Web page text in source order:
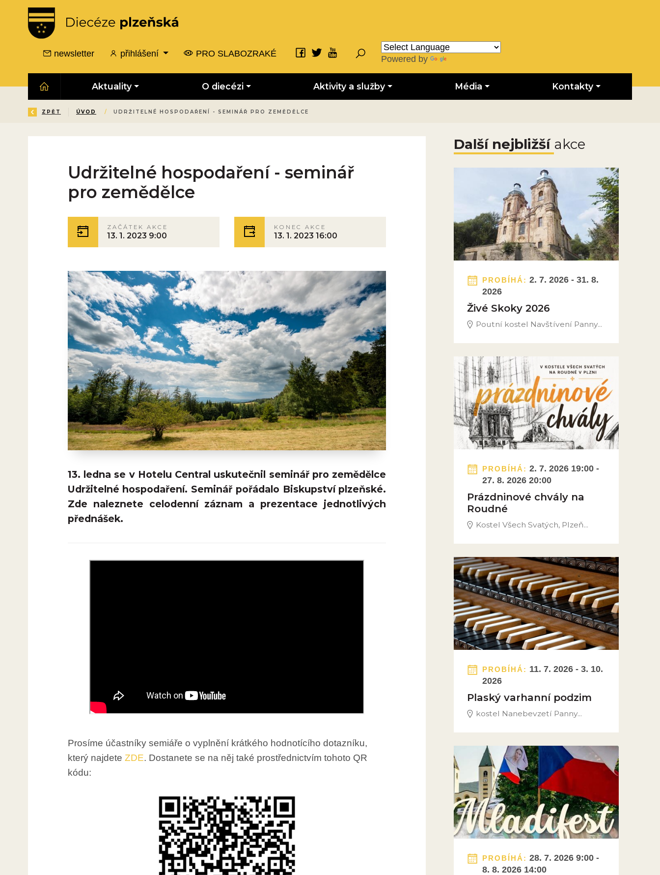
newsletter přihlášení PRO SLABOZRAKÉ
Powered by
Aktuality O diecézi Aktivity a služby Média Kontakty
ZPĚT ÚVOD / UDRŽITELNÉ HOSPODAŘENÍ - SEMINÁŘ PRO ZEMĚDĚLCE
Udržitelné hospodaření - seminář
pro zemědělce
ZAČÁTEK AKCE
13. 1. 2023 9:00
KONEC AKCE
13. 1. 2023 16:00
13. ledna se v Hotelu Central uskutečnil seminář pro zemědělce
Udržitelné hospodaření. Seminář pořádalo Biskupství plzeňské.
Zde naleznete celodenní záznam a prezentace jednotlivých
přednášek.
Prosíme účastníky semiáře o vyplnění krátkého hodnotícího dotazníku,
který najdete ZDE. Dostanete se na něj také prostřednictvím tohoto QR
kódu:
Další nejbližší akce
PROBÍHÁ: 2. 7. 2026 - 31. 8.
2026
Živé Skoky 2026
Poutní kostel Navštívení Panny...
Obrázek novinky
PROBÍHÁ: 2. 7. 2026 19:00 -
27. 8. 2026 20:00
Prázdninové chvály na
Roudné
Kostel Všech Svatých, Plzeň...
Obrázek novinky
PROBÍHÁ: 11. 7. 2026 - 3. 10.
2026
Plaský varhanní podzim
kostel Nanebevzetí Panny...
Obrázek novinky
PROBÍHÁ: 28. 7. 2026 9:00 -
8. 8. 2026 14:00